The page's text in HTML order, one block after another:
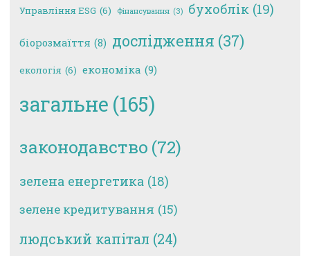
Управління ESG (6) Фінансування (3) бухоблік (19)
біорозмаїття (8) дослідження (37)
екологія (6) економіка (9)
загальне (165)
законодавство (72)
зелена енергетика (18)
зелене кредитування (15)
людський капітал (24)